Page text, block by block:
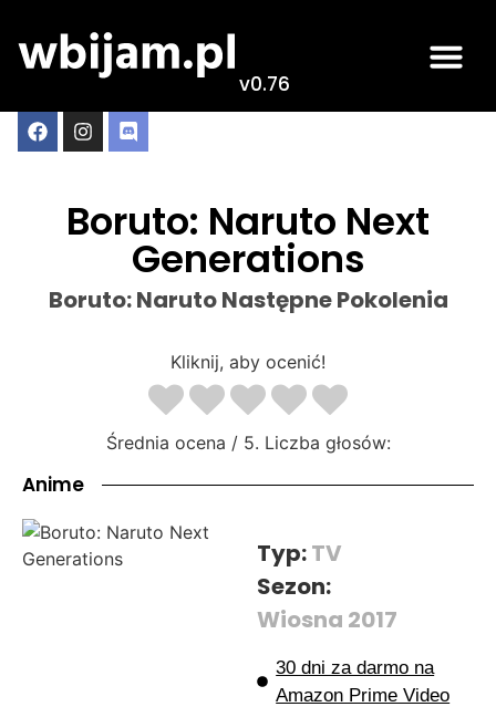
v0.76
Boruto: Naruto Next
Generations
Boruto: Naruto Następne Pokolenia
Kliknij, aby ocenić!
Średnia ocena / 5. Liczba głosów:
Anime
Typ:TV
Sezon:
Wiosna 2017
30 dni za darmo na
Amazon Prime Video